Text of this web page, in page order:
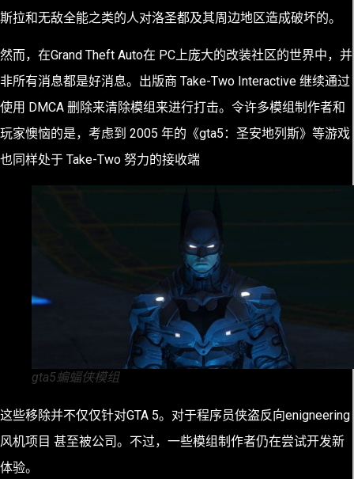
斯拉和无敌全能之类的人对洛圣都及其周边地区造成破坏的。
然而，在Grand Theft Auto在 PC上庞大的改装社区的世界中，并
非所有消息都是好消息。出版商 Take-Two Interactive 继续通过
使用 DMCA 删除来清除模组来进行打击。令许多模组制作者和
玩家懊恼的是，考虑到 2005 年的《gta5：圣安地列斯》等游戏
也同样处于 Take-Two 努力的接收端
gta5蝙蝠侠模组
这些移除并不仅仅针对GTA 5。对于程序员侠盗反向enigneering
风机项目 甚至被公司。不过，一些模组制作者仍在尝试开发新
体验。